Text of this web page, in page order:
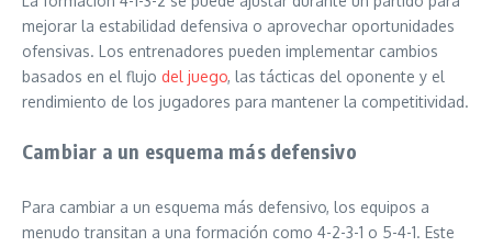
mejorar la estabilidad defensiva o aprovechar oportunidades
ofensivas. Los entrenadores pueden implementar cambios
basados en el flujo del juego, las tácticas del oponente y el
rendimiento de los jugadores para mantener la competitividad.
Cambiar a un esquema más defensivo
Para cambiar a un esquema más defensivo, los equipos a
menudo transitan a una formación como 4-2-3-1 o 5-4-1. Este